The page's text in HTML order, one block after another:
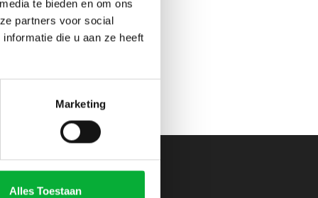
te bieden en om ons
partners voor social
die u aan ze heeft
Marketing
Alles Toestaan